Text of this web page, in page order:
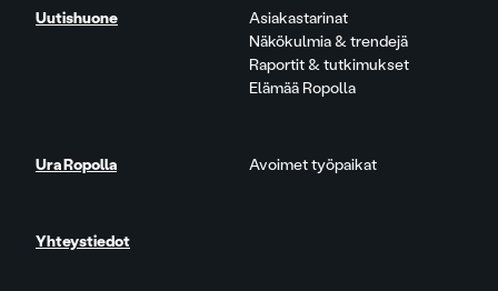
Uutishuone
Asiakastarinat
Näkökulmia & trendejä
Raportit & tutkimukset
Elämää Ropolla
Ura Ropolla Avoimet työpaikat
Yhteystiedot